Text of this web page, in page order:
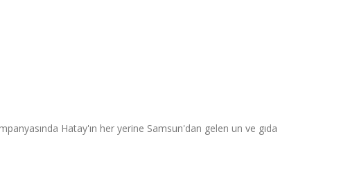
Hatay'ın her yerine Samsun'dan gelen un ve gıda